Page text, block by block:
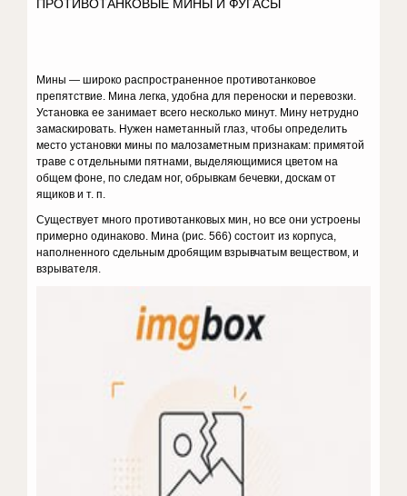
ПРОТИВОТАНКОВЫЕ МИНЫ И ФУГАСЫ
Мины — широко распространенное противотанковое
препятствие. Мина легка, удобна для переноски и перевозки.
Установка ее занимает всего несколько минут. Мину нетрудно
замаскировать. Нужен наметан­ный глаз, чтобы определить
место установки мины по малозаметным признакам: примятой
траве с отдельными пятнами, выделяющимися цве­том на
общем фоне, по следам ног, обрывкам бечевки, доскам от
ящиков и т. п.
Существует много противотанковых мин, но все они устроены
при­мерно одинаково. Мина (рис. 566) состоит из корпуса,
наполненного сдельным дробящим взрывчатым веществом, и
взрывателя.